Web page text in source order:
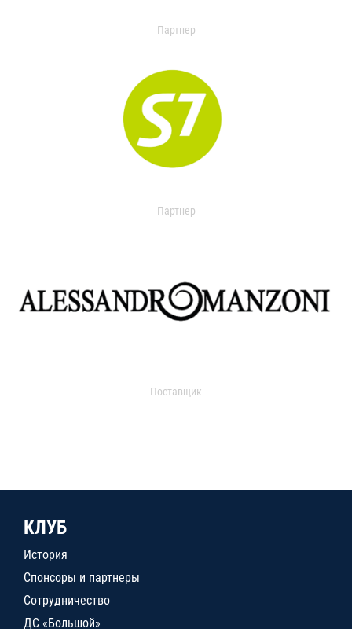
Партнер
Партнер
Поставщик
КЛУБ
История
Спонсоры и партнеры
Сотрудничество
ДС «Большой»